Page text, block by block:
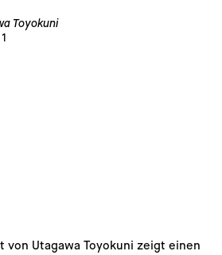
Toyokuni
von Utagawa Toyokuni zeigt einen